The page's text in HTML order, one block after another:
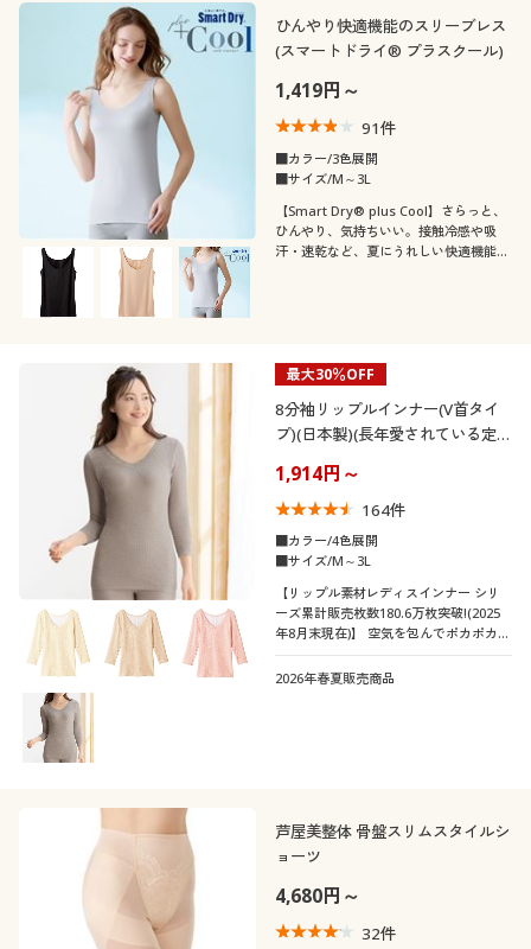
スリット ボーダー
チェック ストライプ
ワンポイント
水玉・ドット柄
モノトーン 幾何学模様
リボン アニマル柄
ペイズリー柄 フリル
クルーネック・丸首 ハイネック
Ｖネック レギュラーカラー
タートルネック Ｕネック
スクエアネック スキッパー
ボートネック
袖
ノースリーブ
半袖 七分袖
フレンチスリーブ ラグランスリーブ
フレアスリーブ
素材
ナイロン コットン・綿100
レース ウール
フリース
ガーゼ
キルティング サテン
リネン・麻 レザー
シフォン スエード
デニム コーデュロイ
機能・特徴
ウォッシャブル(洗
える)
ストレッチ
吸汗速乾
脇汗・汗取り
消臭
対策
形態安定 撥水
シーン
オフィス
フォーマル パーティー
テイスト
フェミニン カジュアル
エレガント シック
レギュラー
タイト
年代
10代
30代
50代 60代
シーズン
夏 秋
春
円
閉じる
ひんやり快適機能のスリーブレス
(スマートドライ® プラスクール)
1,419円～
91件
■カラー/3色展開
■サイズ/M～3L
【Smart Dry® plus Cool】さらっと、
ひんやり、気持ちいい。接触冷感や吸
汗・速乾など、夏にうれしい快適機能満
最大30％OFF
8分袖リップルインナー(V首タイ
プ)(日本製)(長年愛されている定
1,914円～
164件
■カラー/4色展開
■サイズ/M～3L
【リップル素材レディスインナー シリ
ーズ累計販売枚数180.6万枚突破!(2025
年8月末現在)】 空気を包んでポカポカあ
ったか!リップルインナーの8分袖
2026年春夏販売商品
芦屋美整体 骨盤スリムスタイルシ
ョーツ
4,680円～
32件